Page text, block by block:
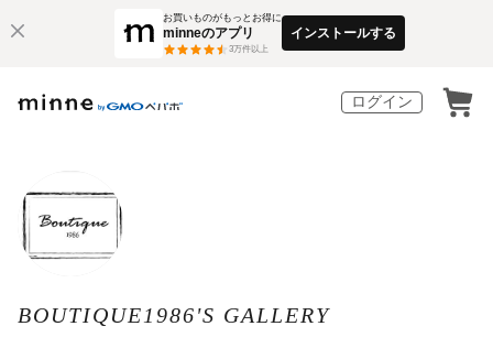
お買いものがもっとお得に
minneのアプリ
3万件以上
インストールする
ログイン
BOUTIQUE1986'S GALLERY